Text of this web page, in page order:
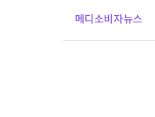
메디소비자뉴스